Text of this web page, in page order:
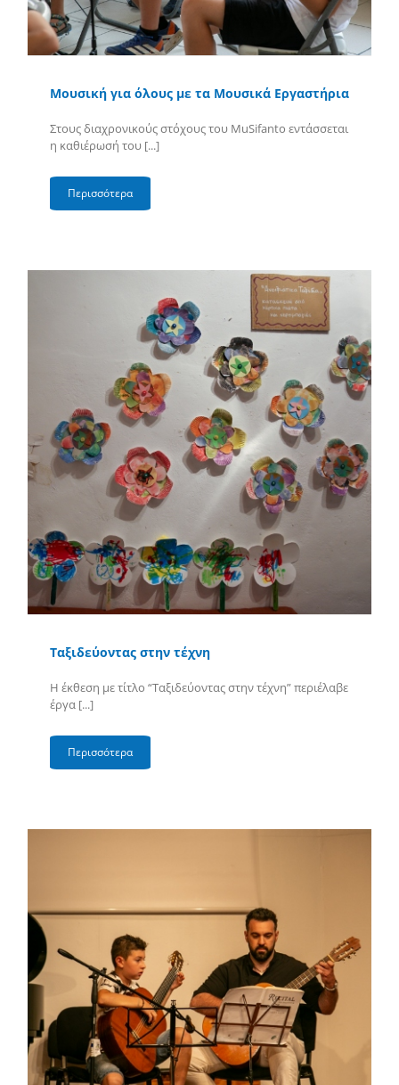
Μουσική για όλους με τα Μουσικά Εργαστήρια
Στους διαχρονικούς στόχους του MuSifanto εντάσσεται
η καθιέρωσή του [...]
Περισσότερα
Ταξιδεύοντας στην τέχνη
Η έκθεση με τίτλο “Ταξιδεύοντας στην τέχνη” περιέλαβε
έργα [...]
Περισσότερα